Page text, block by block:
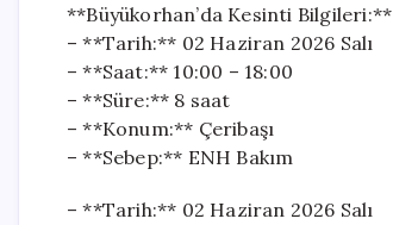
**Büyükorhan’da Kesinti Bilgileri:**
– **Tarih:** 02 Haziran 2026 Salı
– **Saat:** 10:00 – 18:00
– **Süre:** 8 saat
– **Konum:** Çeribaşı
– **Sebep:** ENH Bakım
– **Tarih:** 02 Haziran 2026 Salı